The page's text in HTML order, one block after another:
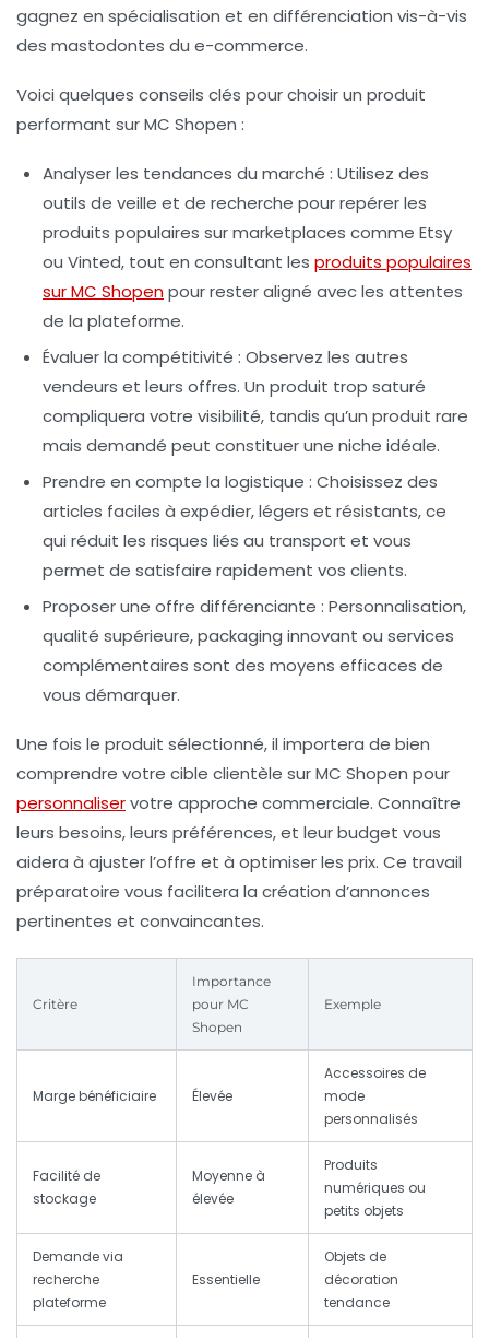
gagnez en spécialisation et en différenciation vis-à-vis
des mastodontes du e-commerce.
Voici quelques conseils clés pour choisir un produit
performant sur MC Shopen :
Analyser les tendances du marché : Utilisez des
outils de veille et de recherche pour repérer les
produits populaires sur marketplaces comme Etsy
ou Vinted, tout en consultant les produits populaires
sur MC Shopenpour rester aligné avec les attentes
de la plateforme.
Évaluer la compétitivité : Observez les autres
vendeurs et leurs offres. Un produit trop saturé
compliquera votre visibilité, tandis qu’un produit rare
mais demandé peut constituer une niche idéale.
Prendre en compte la logistique : Choisissez des
articles faciles à expédier, légers et résistants, ce
qui réduit les risques liés au transport et vous
permet de satisfaire rapidement vos clients.
Proposer une offre différenciante : Personnalisation,
qualité supérieure, packaging innovant ou services
complémentaires sont des moyens efficaces de
vous démarquer.
Une fois le produit sélectionné, il importera de bien
comprendre votre cible clientèle sur MC Shopen pour
personnaliservotre approche commerciale. Connaître
leurs besoins, leurs préférences, et leur budget vous
aidera à ajuster l’offre et à optimiser les prix. Ce travail
préparatoire vous facilitera la création d’annonces
pertinentes et convaincantes.
Critère
Importance
pour MC
Shopen
Exemple
Marge bénéficiaire Élevée
Accessoires de
mode
personnalisés
Facilité de
stockage
Moyenne à
élevée
Produits
numériques ou
petits objets
Demande via
recherche
plateforme
Essentielle
Objets de
décoration
tendance